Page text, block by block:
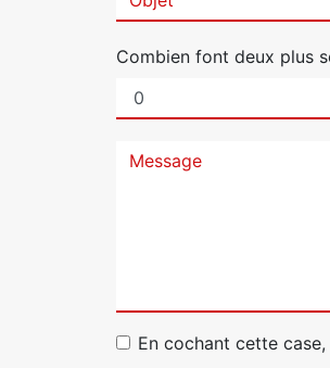
Combien font deux plus
En cochant cette